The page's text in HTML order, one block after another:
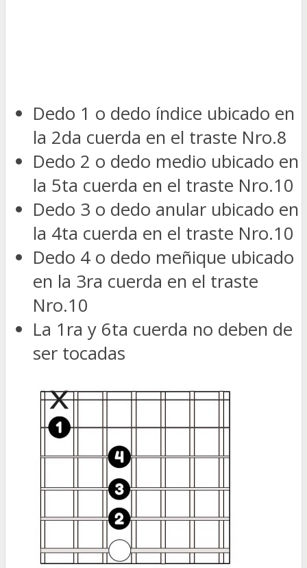
Dedo 1 o dedo índice ubicado en
la 2da cuerda en el traste Nro.8
Dedo 2 o dedo medio ubicado en
la 5ta cuerda en el traste Nro.10
Dedo 3 o dedo anular ubicado en
la 4ta cuerda en el traste Nro.10
Dedo 4 o dedo meñique ubicado
en la 3ra cuerda en el traste
Nro.10
La 1ra y 6ta cuerda no deben de
ser tocadas